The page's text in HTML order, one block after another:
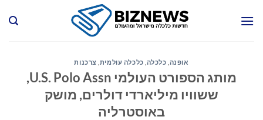
אופנה כלכלה כלכלה עולמית צרכנות
מותג הספורט העולמי U.S. Polo Assn,
ששוויו מיליארדי דולרים, מושק
באוסטרליה